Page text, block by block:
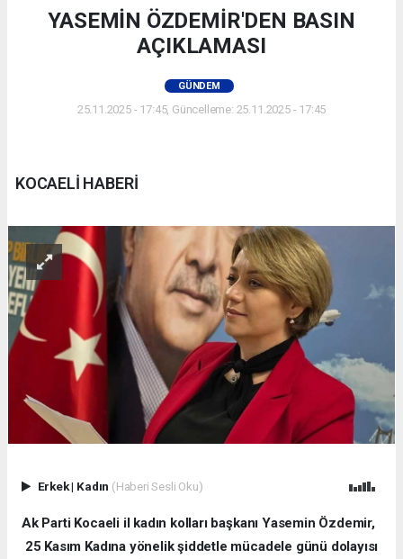
YASEMİN ÖZDEMİR'DEN BASIN
AÇIKLAMASI
GÜNDEM
25.11.2025 - 17:45, Güncelleme: 25.11.2025 - 17:45
KOCAELİ HABERİ
Erkek| Kadın (Haberi Sesli Oku)
Ak Parti Kocaeli il kadın kolları başkanı Yasemin Özdemir,
25 Kasım Kadına yönelik şiddetle mücadele günü dolayısı